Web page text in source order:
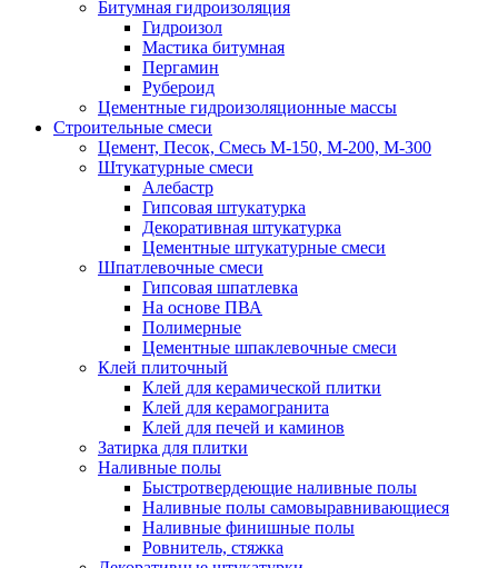
Битумная гидроизоляция
Гидроизол
Мастика битумная
Пергамин
Рубероид
Цементные гидроизоляционные массы
Строительные смеси
Цемент, Песок, Смесь М-150, М-200, М-300
Штукатурные смеси
Алебастр
Гипсовая штукатурка
Декоративная штукатурка
Цементные штукатурные смеси
Шпатлевочные смеси
Гипсовая шпатлевка
На основе ПВА
Полимерные
Цементные шпаклевочные смеси
Клей плиточный
Клей для керамической плитки
Клей для керамогранита
Клей для печей и каминов
Затирка для плитки
Наливные полы
Быстротвердеющие наливные полы
Наливные полы самовыравнивающиеся
Наливные финишные полы
Ровнитель, стяжка